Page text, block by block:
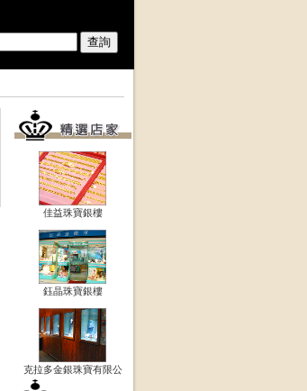
佳益珠寶銀樓
鈺晶珠寶銀樓
克拉多金銀珠寶有限公